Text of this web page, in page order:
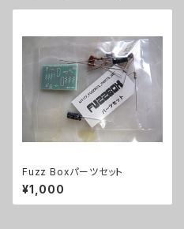
Fuzz Boxパーツセット
¥1,000